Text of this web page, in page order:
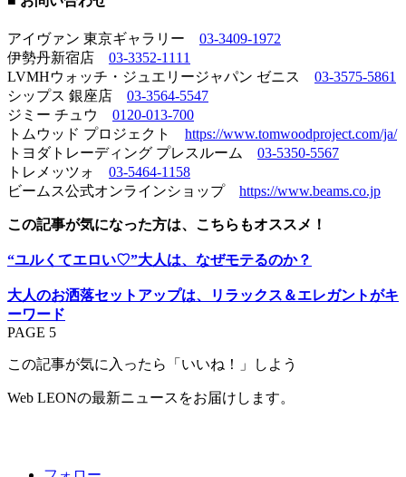
アイヴァン 東京ギャラリー 03-3409-1972
伊勢丹新宿店 03-3352-1111
LVMHウォッチ・ジュエリージャパン ゼニス 03-3575-5861
シップス 銀座店 03-3564-5547
ジミー チュウ 0120-013-700
トムウッド プロジェクト https://www.tomwoodproject.com/ja/
トヨダトレーディング プレスルーム 03-5350-5567
トレメッツォ 03-5464-1158
ビームス公式オンラインショップ https://www.beams.co.jp
この記事が気になった方は、こちらもオススメ！
“ユルくてエロい♡”大人は、なぜモテるのか？
大人のお洒落セットアップは、リラックス＆エレガントがキ
ーワード
PAGE 5
この記事が気に入ったら「いいね！」しよう
Web LEONの最新ニュースをお届けします。